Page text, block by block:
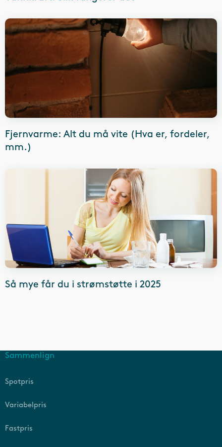
Fjernvarme: Alt du må vite (Hva er, fordeler,
mm.)
Så mye får du i strømstøtte i 2025
Sammenlign
Spotpris
Variabelpris
Fastpris